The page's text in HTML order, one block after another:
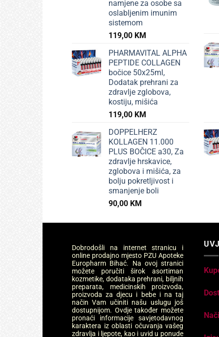
namjene za osobe sa
oslabljenim imunim
sistemom
119,00 KM
PHARMAVITAL ALPHA
PEPTIDE COLLAGEN
bočice 50x25ml,
Dodatak prehrani za
zdravlje zglobova,
kostiju, mišića
119,00 KM
DOPPELHERZ
KOLLAGEN 11.000
PLUS BOČICE a30, Za
zdravlje hrskavice,
zglobova i mišića, za
bolju pokretljivost i
smanjenje boli
90,00 KM
Dobrodošli na internet stranicu i
online prodajno mjesto PZU Apoteke
Europharm Bihać. Na ovoj stranici
možete poručiti širok asortiman
kozmetike, dodataka prehrani, biljnih
preparata, medicinskih proizvoda,
proizvoda za djecu i bebe i na taj
način Vam učiniti našu uslugu još
dostupnijom. Ovdje također možete
pronaći informacije savjetodavnog
karaktera iz oblasti očuvanja vašeg
zdravlja i ljepote, kao i uvid u ponude